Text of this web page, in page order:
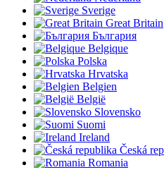
Sverige
Great Britain
България
Belgique
Polska
Hrvatska
Belgien
België
Slovensko
Suomi
Ireland
Česká
Romania